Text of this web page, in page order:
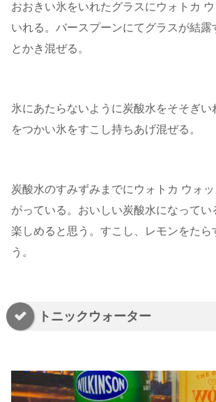
おおきい氷をいれたグラスにウォトカ
いれる。バースプーンにてグラスが結露
とかき混ぜる。
氷にあたらないように炭酸水をそそぎい
をつかい氷をすこし持ちあげ混ぜる。
炭酸水のすみずみまでにウォトカ ウォ
がっている。おいしい炭酸水になってい
楽しめると思う。すこし、レモンをたら
う。
トニックウォーター